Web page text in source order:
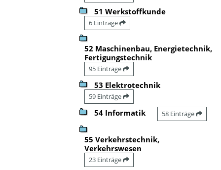
51 Werkstoffkunde
6 Einträge
52 Maschinenbau, Energietechnik,
Fertigungstechnik
95 Einträge
53 Elektrotechnik
59 Einträge
54 Informatik 58 Einträge
55 Verkehrstechnik,
Verkehrswesen
23 Einträge